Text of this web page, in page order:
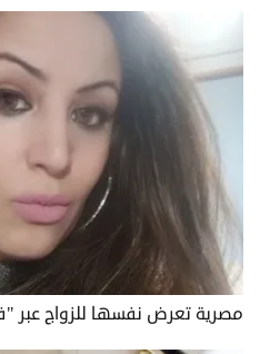
مصرية تعرض نفسها للزواج عبر